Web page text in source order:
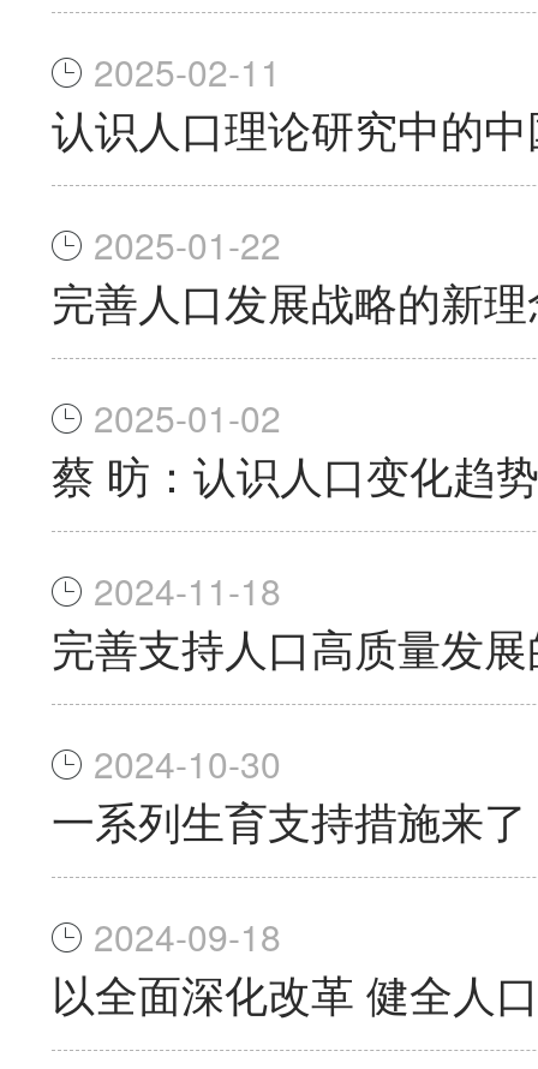
2025-02-11
认识人口理论研究中的
2025-01-22
完善人口发展战略的新
2025-01-02
蔡 昉：认识人口变化趋
2024-11-18
完善支持人口高质量发
2024-10-30
一系列生育支持措施来
2024-09-18
以全面深化改革 健全人